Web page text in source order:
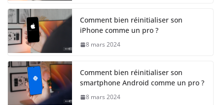
Comment bien réinitialiser son
iPhone comme un pro ?
8 mars 2024
Comment bien réinitialiser son
smartphone Android comme un pro ?
8 mars 2024